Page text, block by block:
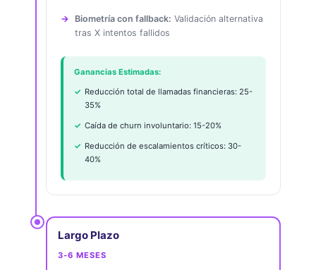
Biometría con fallback: Validación alternativa
tras X intentos fallidos
Ganancias Estimadas:
Reducción total de llamadas financieras: 25-
35%
Caída de churn involuntario: 15-20%
Reducción de escalamientos críticos: 30-
40%
Largo Plazo
3-6 MESES